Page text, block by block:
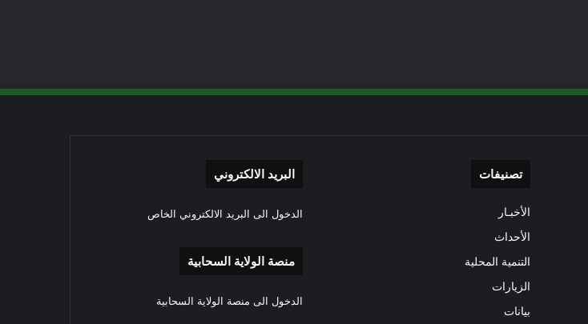
تصنيفات
الأخبـار
الأحداث
التنمية المحلية
الزيارات
بيانات
البريد الالكتروني
الدخول الى البريد الالكتروني الخاص
منصة الولاية السحابية
الدخول الى منصة الولاية السحابية